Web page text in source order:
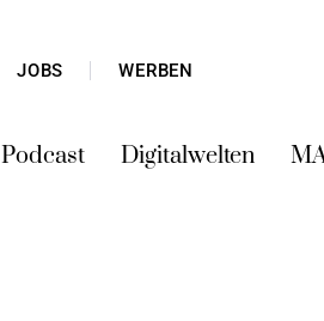
JOBS WERBEN
Podcast Digitalwelten